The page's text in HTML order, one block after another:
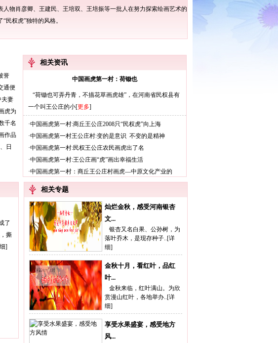
物肖彦卿、王建民、王培双、王培振等一批人在努力探索绘画艺术的
民权虎”独特的风格。
誉
通便
夫妻
虎为
千名
作品
日
相关资讯
中国画虎第一村：荷锄也
“荷锄也可弄丹青，不描花草画虎雄”，在河南省民权县有
一个叫王公庄的小[更多]
·中国画虎第一村:商丘王公庄2008只“民权虎”向上海
·中国画虎第一村王公庄村:变的是意识 不变的是精神
·中国画虎第一村:民权王公庄农民画虎出了名
·中国画虎第一村:王公庄画“虎”画出幸福生活
·中国画虎第一村：商丘王公庄村画虎—中原文化产业的
了
撕
]
相关专题
灿烂金秋，感受河南银杏
文...
银杏又名白果、公孙树，为
落叶乔木，是现存种子..[详
细]
金秋十月，看红叶，品红
叶...
金秋来临，红叶满山。为欣
赏漫山红叶，各地举办..[详
细]
享受水果盛宴，感受地方
风...